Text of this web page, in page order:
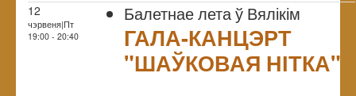
12
чэрвеня|Пт
19:00 - 20:40
Балетнае лета ў Вялікім
ГАЛА-КАНЦЭРТ
"ШАЎКОВАЯ НІТКА"